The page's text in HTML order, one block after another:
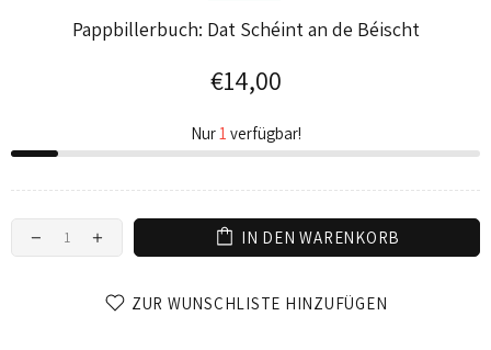
Pappbillerbuch: Dat Schéint an de Béischt
€14,00
Nur1 verfügbar!
IN DEN WARENKORB
ZUR WUNSCHLISTE HINZUFÜGEN